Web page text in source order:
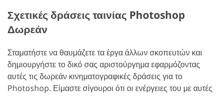
Σχετικές δράσεις ταινίας Photoshop
Δωρεάν
Σταματήστε να θαυμάζετε τα έργα άλλων σκοπευτών και
δημιουργήστε το δικό σας αριστούργημα εφαρμόζοντας
αυτές τις δωρεάν κινηματογραφικές δράσεις για το
Photoshop. Είμαστε σίγουροι ότι οι ενέργειες του με αυτές